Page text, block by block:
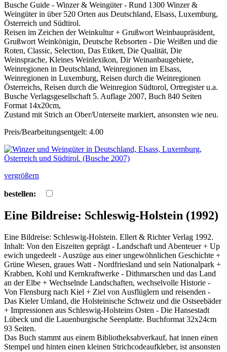
Busche Guide - Winzer & Weingüter - Rund 1300 Winzer &
Weingüter in über 520 Orten aus Deutschland, Elsass, Luxemburg,
Österreich und Südtirol.
Reisen im Zeichen der Weinkultur + Grußwort Weinbaupräsident,
Grußwort Weinkönigin, Deutsche Rebsorten - Die Weißen und die
Roten, Classic, Selection, Das Etikett, Die Qualität, Die
Weinsprache, Kleines Weinlexikon, Dir Weinanbaugebiete,
Weinregionen in Deutschland, Weinregionen im Elsass,
Weinregionen in Luxemburg, Reisen durch die Weinregionen
Österreichs, Reisen durch die Weinregion Südtorol, Ortregister u.a.
Busche Verlagsgesellschaft 5. Auflage 2007, Buch 840 Seiten
Format 14x20cm,
Zustand mit Strich an Ober/Unterseite markiert, ansonsten wie neu.
Preis/Bearbeitungsentgelt: 4.00
vergrößern
bestellen:
Eine Bildreise: Schleswig-Holstein (1992)
Eine Bildreise: Schleswig-Holstein. Ellert & Richter Verlag 1992.
Inhalt: Von den Eiszeiten geprägt - Landschaft und Abenteuer + Up
ewich ungedeelt - Auszüge aus einer ungewöhnlichen Geschichte +
Grüne Wiesen, graues Watt - Nordfriesland und sein Nationalpark +
Krabben, Kohl und Kernkraftwerke - Dithmarschen und das Land
an der Elbe + Wechselnde Landschaften, wechselvolle Historie -
Von Flensburg nach Kiel + Ziel von Ausflüglern und reisenden -
Das Kieler Umland, die Holsteinische Schweiz und die Ostseebäder
+ Impressionen aus Schleswig-Holsteins Osten - Die Hansestadt
Lübeck und die Lauenburgische Seenplatte. Buchformat 32x24cm
93 Seiten.
Das Buch stammt aus einem Bibliotheksabverkauf, hat innen einen
Stempel und hinten einen kleinen Strichcodeaufkleber, ist ansonsten